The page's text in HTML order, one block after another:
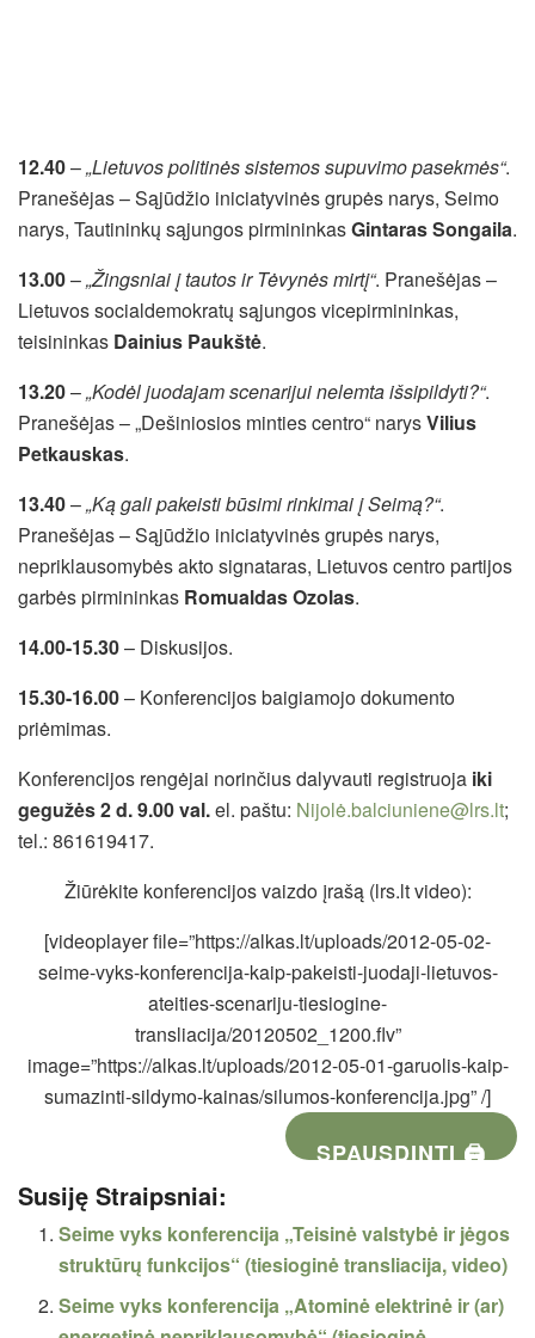
12.40–„Lietuvos politinės sistemos supuvimo pasekmės“.
Pranešėjas – Sąjūdžio iniciatyvinės grupės narys, Seimo
narys, Tautininkų sąjungos pirmininkasGintaras Songaila.
13.00–„Žingsniai į tautos ir Tėvynės mirtį“. Pranešėjas –
Lietuvos socialdemokratų sąjungos vicepirmininkas,
teisininkas Dainius Paukštė.
13.20–„Kodėl juodajam scenarijui nelemta išsipildyti?“.
Pranešėjas – „Dešiniosios minties centro“ narysVilius
Petkauskas.
13.40–„Ką gali pakeisti būsimi rinkimai į Seimą?“.
Pranešėjas – Sąjūdžio iniciatyvinės grupės narys,
nepriklausomybės akto signataras, Lietuvos centro partijos
garbės pirmininkas Romualdas Ozolas.
14.00-15.30– Diskusijos.
15.30-16.00– Konferencijos baigiamojo dokumento
priėmimas.
Konferencijos rengėjai norinčius dalyvauti registruoja iki
gegužės 2 d. 9.00 val.el. paštu: Nijolė.balciuniene@lrs.lt;
tel.: 861619417.
Žiūrėkite konferencijos vaizdo įrašą (lrs.lt video):
[videoplayer file=”https://alkas.lt/uploads/2012-05-02-
seime-vyks-konferencija-kaip-pakeisti-juodaji-lietuvos-
ateities-scenariju-tiesiogine-
transliacija/20120502_1200.flv”
image=”https://alkas.lt/uploads/2012-05-01-garuolis-kaip-
sumazinti-sildymo-kainas/silumos-konferencija.jpg” /]
SPAUSDINTI 🖨
Susiję Straipsniai:
Seime vyks konferencija „Teisinė valstybė ir jėgos
struktūrų funkcijos“ (tiesioginė transliacija, video)
Seime vyks konferencija „Atominė elektrinė ir (ar)